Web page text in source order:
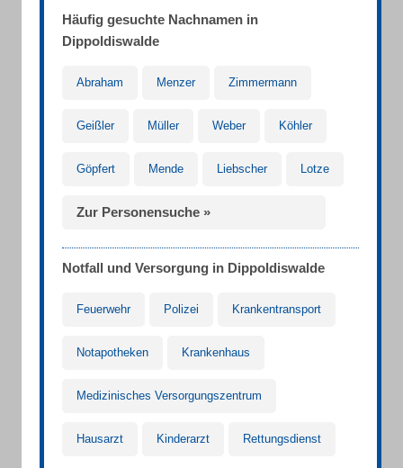
Häufig gesuchte Nachnamen in
Dippoldiswalde
Abraham Menzer Zimmermann
Geißler Müller Weber Köhler
Göpfert Mende Liebscher Lotze
Zur Personensuche »
Notfall und Versorgung in Dippoldiswalde
Feuerwehr Polizei Krankentransport
Notapotheken Krankenhaus
Medizinisches Versorgungszentrum
Hausarzt Kinderarzt Rettungsdienst